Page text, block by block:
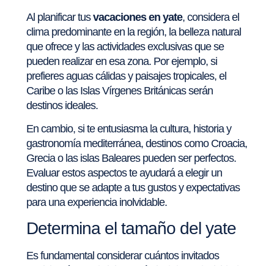
Al planificar tusvacaciones en yate, considera el
clima predominante en la región, la belleza natural
que ofrece y las actividades exclusivas que se
pueden realizar en esa zona. Por ejemplo, si
prefieres aguas cálidas y paisajes tropicales, el
Caribe o las Islas Vírgenes Británicas serán
destinos ideales.
En cambio, si te entusiasma la cultura, historia y
gastronomía mediterránea, destinos como Croacia,
Grecia o las islas Baleares pueden ser perfectos.
Evaluar estos aspectos te ayudará a elegir un
destino que se adapte a tus gustos y expectativas
para una experiencia inolvidable.
Determina el tamaño del yate
Es fundamental considerar cuántos invitados